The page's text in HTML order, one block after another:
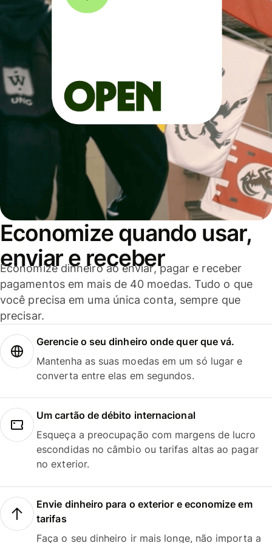
Economize quando usar,
enviar e receber
Economize dinheiro ao enviar, pagar e receber
pagamentos em mais de 40 moedas. Tudo o que
você precisa em uma única conta, sempre que
precisar.
Gerencie o seu dinheiro onde quer que vá.
Mantenha as suas moedas em um só lugar e
converta entre elas em segundos.
Um cartão de débito internacional
Esqueça a preocupação com margens de lucro
escondidas no câmbio ou tarifas altas ao pagar
no exterior.
Envie dinheiro para o exterior e economize em
tarifas
Faça o seu dinheiro ir mais longe, não importa a